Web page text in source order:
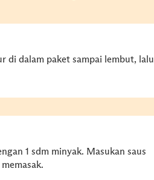
di dalam paket sampai lembut, lalu
1 sdm minyak. Masukan saus